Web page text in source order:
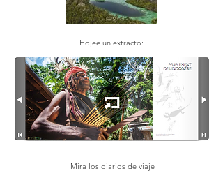
Hojee un extracto:
Mira los diarios de viaje